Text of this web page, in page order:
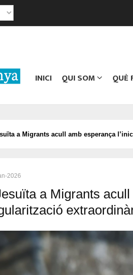
INICI QUI SOM QUÈ
a Migrants acull amb esperança
2026
a Migrants